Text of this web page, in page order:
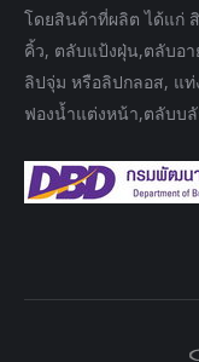
โดยสินค้าที่ผลิต ได้แก่
คิ้ว, ตลับแป้งฝุ่น,ตลับอา
ลิปจุ่ม หรือลิปกลอส, แ
ฟองน้ำแต่งหน้า,ตลับบ